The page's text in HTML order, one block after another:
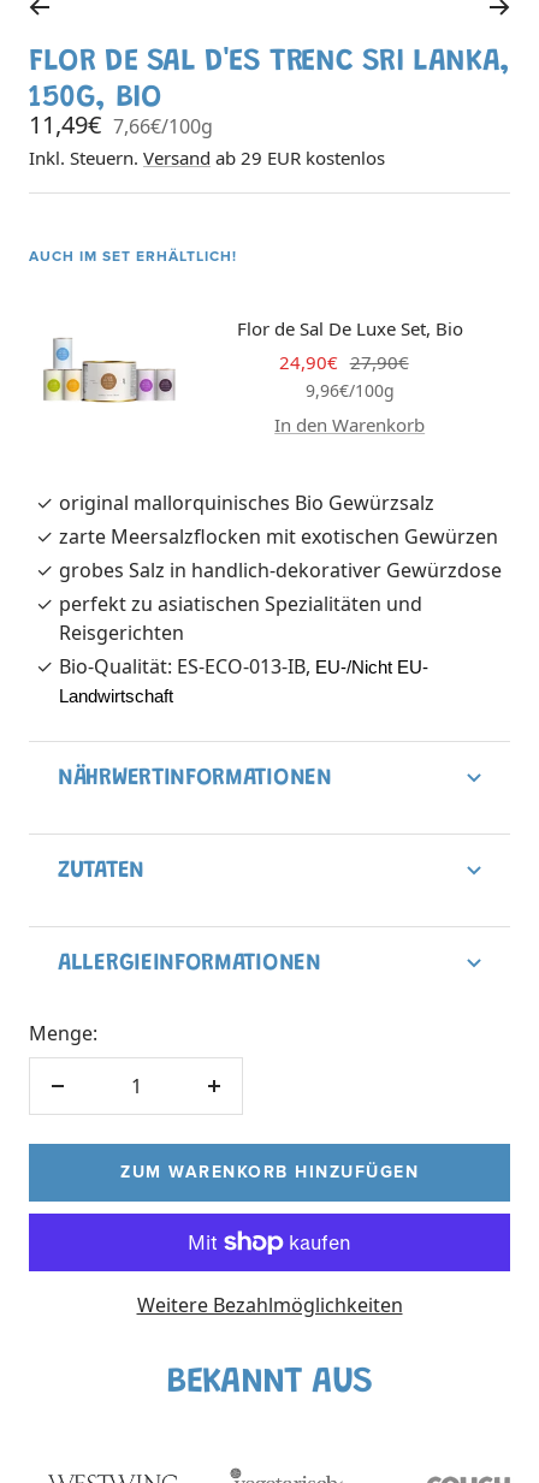
Slide
1
Slide
2
FLOR DE SAL D'ES TRENC SRI LANKA,
150G, BIO
Angebotspreis
11,49€ 7,66€/100g
Inkl. Steuern. Versand ab 29 EUR kostenlos
AUCH IM SET ERHÄLTLICH!
Flor de Sal De Luxe Set, Bio
Angebotspreis
24,90€ Regulärer
Preis
27,90€
9,96€/100g
In den Warenkorb
original mallorquinisches Bio Gewürzsalz
zarte Meersalzflocken mit exotischen Gewürzen
grobes Salz in handlich-dekorativer Gewürzdose
perfekt zu asiatischen Spezialitäten und
Reisgerichten
Bio-Qualität: ES-ECO-013-IB, EU-/Nicht EU-
Landwirtschaft
NÄHRWERTINFORMATIONEN
ZUTATEN
ALLERGIEINFORMATIONEN
Menge:
Menge
ZUM WARENKORB HINZUFÜGEN
Weitere Bezahlmöglichkeiten
BEKANNT AUS